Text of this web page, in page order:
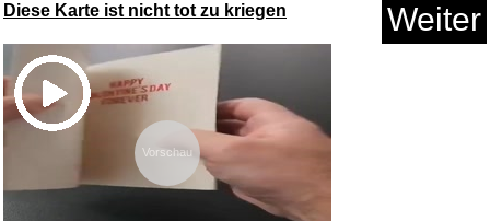
WenmthG Geschenke zum 50
Gebur...
Diese Karte ist nicht tot zu kriegen Weiter
Vorschau